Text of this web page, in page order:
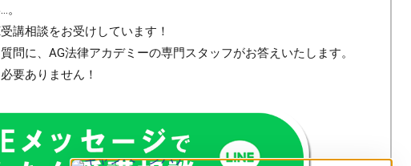
講相談をお受けしています！
問に、AG法律アカデミーの専門スタッフがお答えいたします。
要ありません！